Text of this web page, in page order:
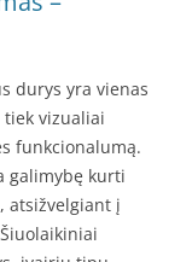
durys yra vienas
vizualiai
funkcionalumą.
galimybę kurti
atsižvelgiant į